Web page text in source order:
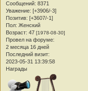
Сообщений: 8371
Уважение: [+3906/-3]
Позитив: [+3607/-1]
Пол: Женский
Возраст: 47 [1978-08-30]
Провел на форуме:
2 месяца 16 дней
Последний визит:
2023-05-31 13:39:58
Награды